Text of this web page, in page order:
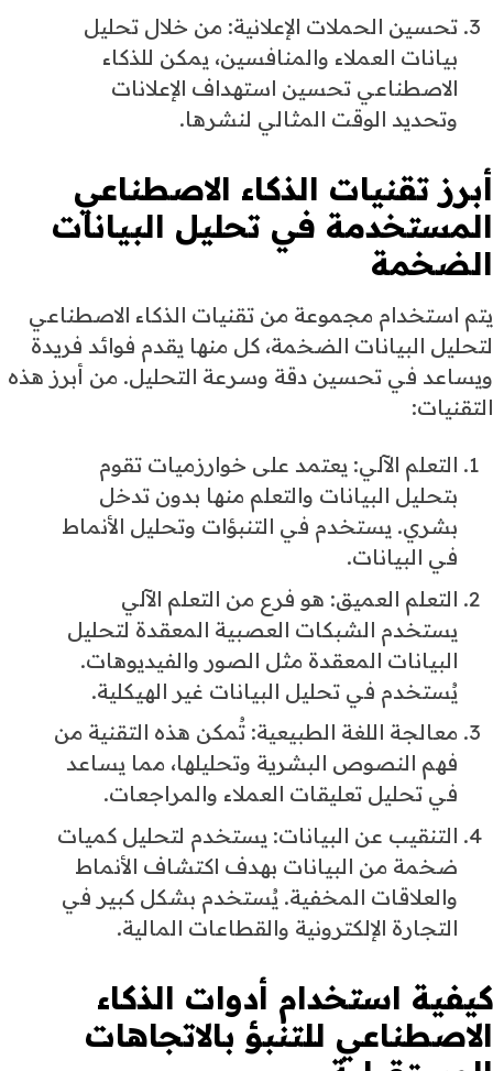
تحسين الحملات الإعلانية: من خلال تحليل
بيانات العملاء والمنافسين، يمكن للذكاء
الاصطناعي تحسين استهداف الإعلانات
وتحديد الوقت المثالي لنشرها.
أبرز تقنيات الذكاء الاصطناعي
المستخدمة في تحليل البيانات
الضخمة
يتم استخدام مجموعة من تقنيات الذكاء الاصطناعي
لتحليل البيانات الضخمة، كل منها يقدم فوائد فريدة
ويساعد في تحسين دقة وسرعة التحليل. من أبرز هذه
التقنيات:
التعلم الآلي: يعتمد على خوارزميات تقوم
بتحليل البيانات والتعلم منها بدون تدخل
بشري. يستخدم في التنبؤات وتحليل الأنماط
في البيانات.
التعلم العميق: هو فرع من التعلم الآلي
يستخدم الشبكات العصبية المعقدة لتحليل
البيانات المعقدة مثل الصور والفيديوهات.
يُستخدم في تحليل البيانات غير الهيكلية.
معالجة اللغة الطبيعية: تُمكن هذه التقنية من
فهم النصوص البشرية وتحليلها، مما يساعد
في تحليل تعليقات العملاء والمراجعات.
التنقيب عن البيانات: يستخدم لتحليل كميات
ضخمة من البيانات بهدف اكتشاف الأنماط
والعلاقات المخفية. يُستخدم بشكل كبير في
التجارة الإلكترونية والقطاعات المالية.
كيفية استخدام أدوات الذكاء
الاصطناعي للتنبؤ بالاتجاهات